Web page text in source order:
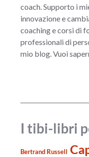
coach. Supporto i
innovazione e
coaching e corsi di
professionali di
mio blog. Vuoi
I tibi-libri
Bertrand Russell